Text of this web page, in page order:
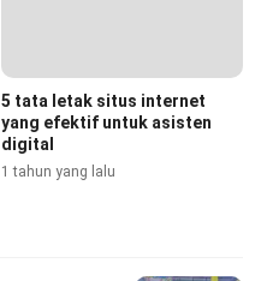
5 tata letak situs internet
yang efektif untuk asisten
digital
1 tahun yang lalu